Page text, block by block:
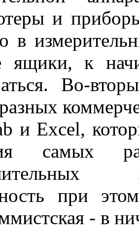
и
в
ящики, к
Во-
и Excel,
самых
при
- в